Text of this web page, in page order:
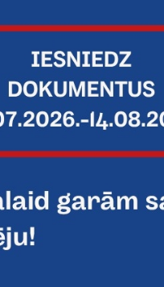
tās daudzveidībā,
procesā, kā arī
Saistītas tēmas
Aktualitātes: